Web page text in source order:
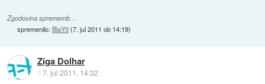
Zgodovina sprememb…
spremenilo: BlaY0(7. jul 2011 ob 14:19)
Ziga Dolhar
::7. jul 2011, 14:32